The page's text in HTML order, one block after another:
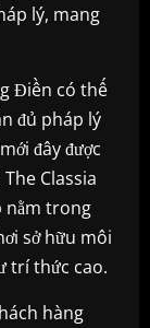
lý, mang
Điền có thế
đủ pháp lý
đây được
Classia
nằm trong
sở hữu môi
trí thức cao.
hàng